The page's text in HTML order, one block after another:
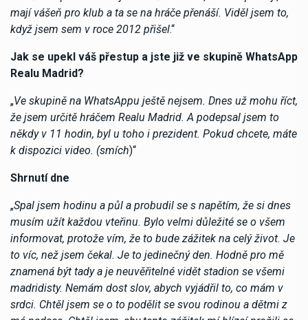
mají vášeň pro klub a ta se na hráče přenáší. Viděl jsem to,
když jsem sem v roce 2012 přišel.“
Jak se upekl váš přestup a jste již ve skupině WhatsApp
Realu Madrid?
„Ve skupině na WhatsAppu ještě nejsem. Dnes už mohu říct,
že jsem určitě hráčem Realu Madrid. A podepsal jsem to
někdy v 11 hodin, byl u toho i prezident. Pokud chcete, máte
k dispozici video. (smích)“
Shrnutí dne
„Spal jsem hodinu a půl a probudil se s napětím, že si dnes
musím užít každou vteřinu. Bylo velmi důležité se o všem
informovat, protože vím, že to bude zážitek na celý život. Je
to víc, než jsem čekal. Je to jedinečný den. Hodně pro mě
znamená být tady a je neuvěřitelné vidět stadion se všemi
madridisty. Nemám dost slov, abych vyjádřil to, co mám v
srdci. Chtěl jsem se o to podělit se svou rodinou a dětmi z